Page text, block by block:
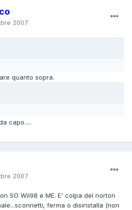
2007
quanto sopra.
capo.....
2007
SO Wil98 e ME. E' colpa del norton
ferma o disinstalla (non